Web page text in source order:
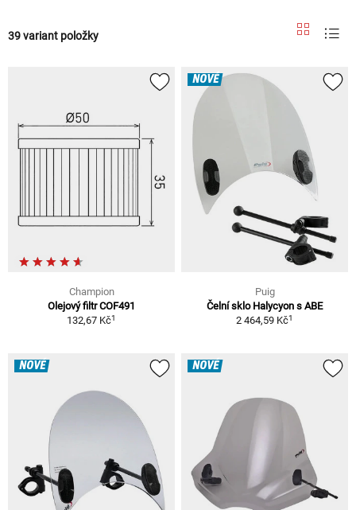
39 variant položky
Champion
Olejový filtr COF491
132,67 Kč1
NOVÉ
Puig
Čelní sklo Halycyon s ABE
2 464,59 Kč1
NOVÉ NOVÉ